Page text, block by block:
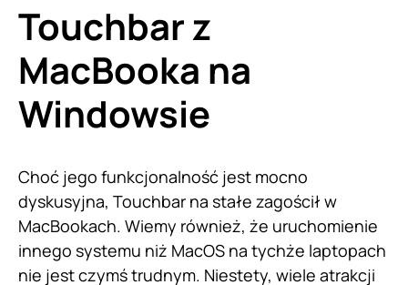
Touchbar z
MacBooka na
Windowsie
Choć jego funkcjonalność jest mocno
dyskusyjna, Touchbar na stałe zagościł w
MacBookach. Wiemy również, że uruchomienie
innego systemu niż MacOS na tychże laptopach
nie jest czymś trudnym. Niestety, wiele atrakcji